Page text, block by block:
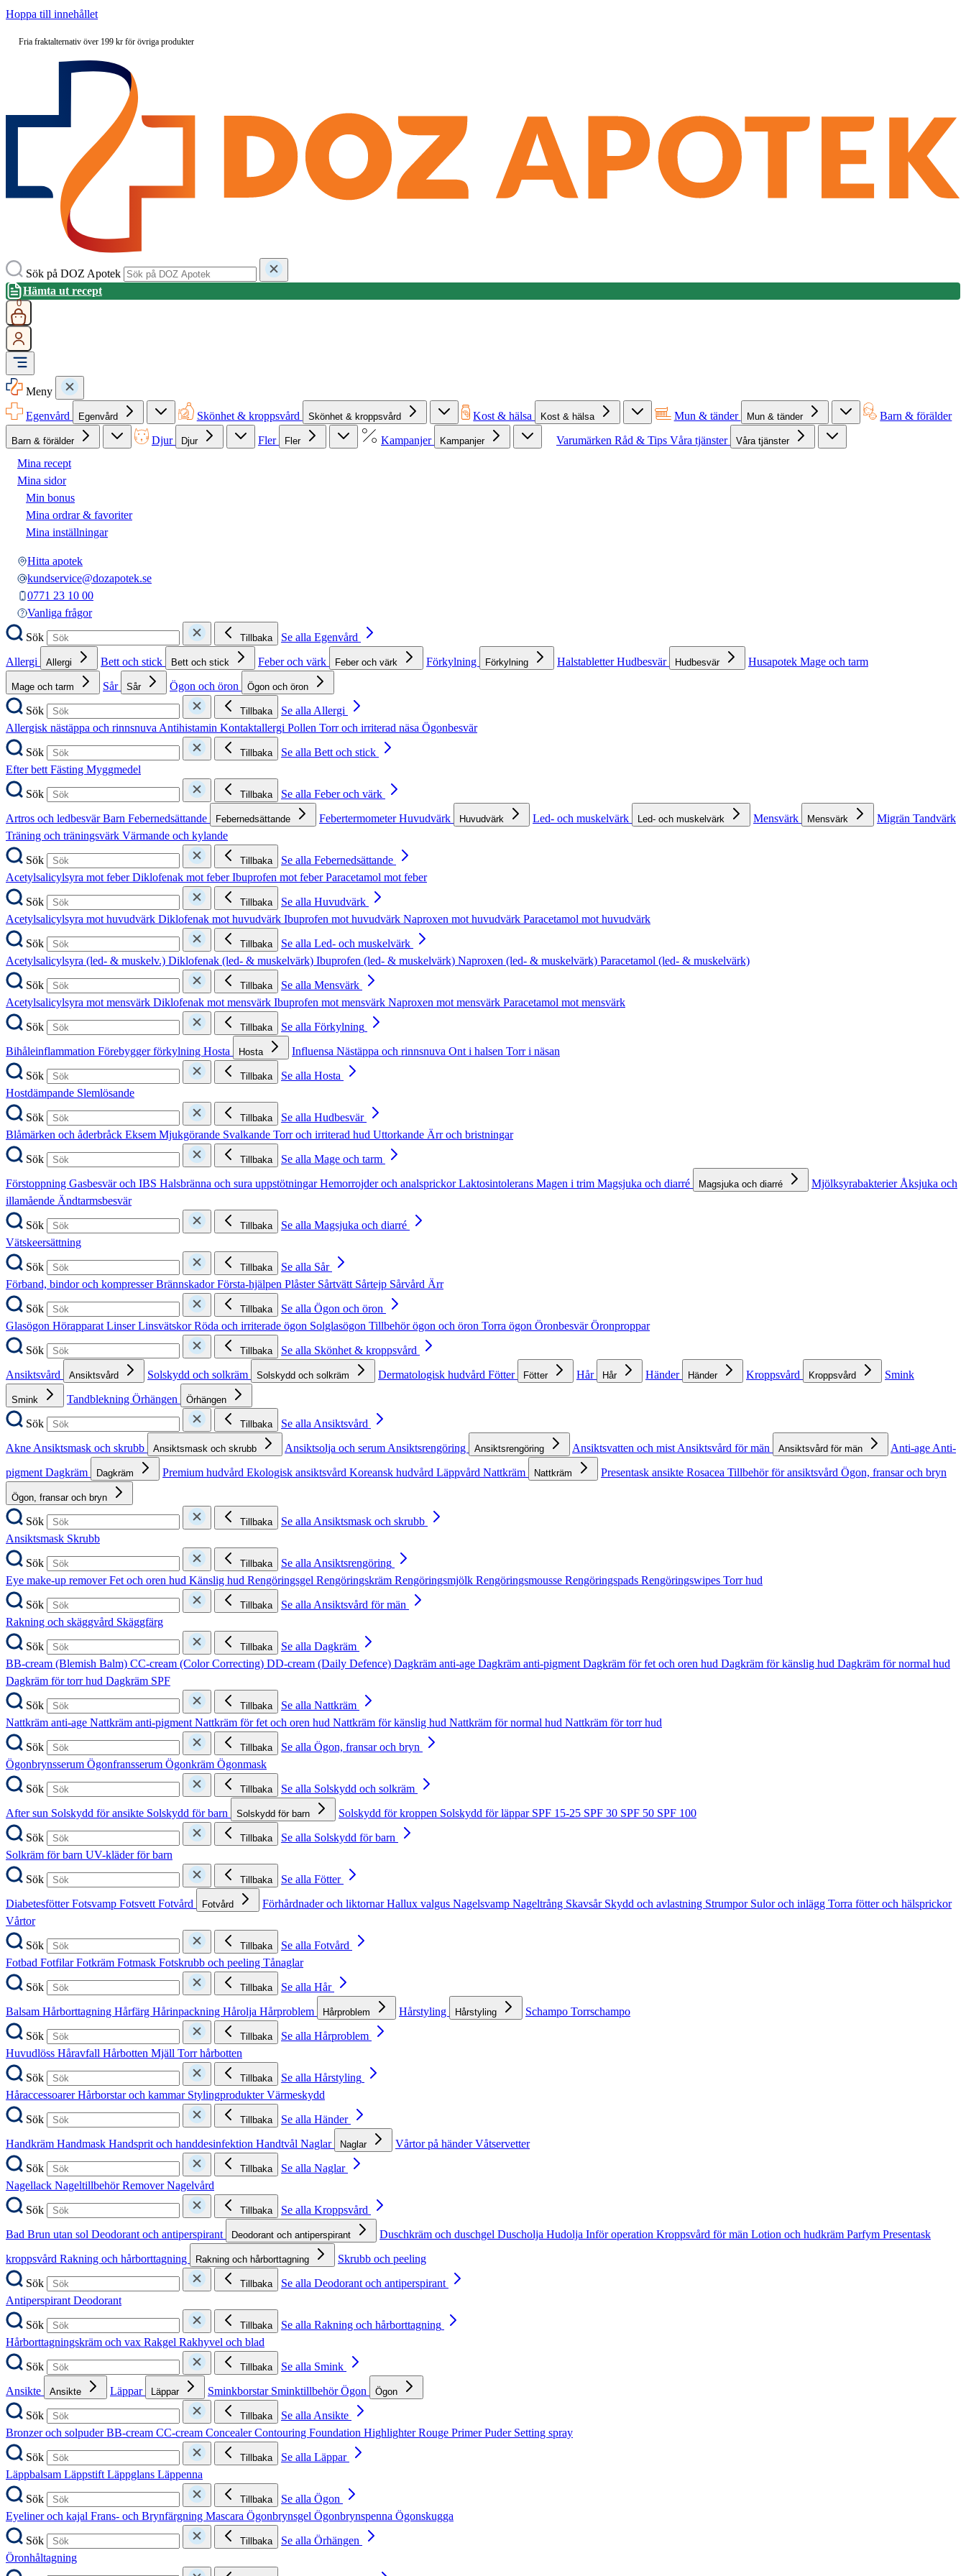
Hoppa till innehållet
Fria fraktalternativ över 199 kr för övriga produkter
Sök på DOZ Apotek
Hämta ut recept
0
Meny
Egenvård
Egenvård Skönhet & kroppsvård Skönhet & kroppsvård Kost & hälsa Kost & hälsa Mun & tänder Mun & tänder Barn & förälder
Barn & förälder Djur Djur Fler Fler Kampanjer Kampanjer Varumärken Råd & Tips Våra tjänster Våra tjänster
Mina recept
Mina sidor
Min bonus
Mina ordrar & favoriter
Mina inställningar
Hitta apotek
kundservice@dozapotek.se
0771 23 10 00
Vanliga frågor
Sök
Tillbaka
Se alla Egenvård
Allergi
Allergi Bett och stick Bett och stick Feber och värk Feber och värk Förkylning Förkylning HalstabletterHudbesvär Hudbesvär Husapotek Mage och tarm
Mage och tarm Sår Sår Ögon och öron Ögon och öron
Sök Tillbaka
Se alla Allergi
Allergisk nästäppa och rinnsnuva Antihistamin Kontaktallergi Pollen Torr och irriterad näsa Ögonbesvär
Sök
Tillbaka
Se alla Bett och stick
Efter bett Fästing Myggmedel
Sök
Tillbaka
Se alla Feber och värk
Artros och ledbesvärBarn Febernedsättande Febernedsättande FebertermometerHuvudvärk Huvudvärk Led- och muskelvärk Led- och muskelvärk Mensvärk Mensvärk Migrän Tandvärk
Träning och träningsvärk Värmande och kylande
Sök
Tillbaka
Se alla Febernedsättande
Acetylsalicylsyra mot feberDiklofenak mot feberIbuprofen mot feberParacetamol mot feber
Sök
Tillbaka
Se alla Huvudvärk
Acetylsalicylsyra mot huvudvärk Diklofenak mot huvudvärk Ibuprofen mot huvudvärk Naproxen mot huvudvärk Paracetamol mot huvudvärk
Sök
Tillbaka
Se alla Led- och muskelvärk
Acetylsalicylsyra (led- & muskelv.) Diklofenak (led- & muskelvärk) Ibuprofen (led- & muskelvärk) Naproxen (led- & muskelvärk) Paracetamol (led- & muskelvärk)
Sök
Tillbaka
Se alla Mensvärk
Acetylsalicylsyra mot mensvärk Diklofenak mot mensvärk Ibuprofen mot mensvärk Naproxen mot mensvärk Paracetamol mot mensvärk
Sök
Tillbaka
Se alla Förkylning
Bihåleinflammation Förebygger förkylning Hosta Hosta Influensa Nästäppa och rinnsnuva Ont i halsen Torr i näsan
Sök
Tillbaka
Se alla Hosta
Hostdämpande Slemlösande
Sök
Tillbaka
Se alla Hudbesvär
Blåmärken och åderbråck Eksem Mjukgörande Svalkande Torr och irriterad hud Uttorkande Ärr och bristningar
Sök
Tillbaka
Se alla Mage och tarm
Förstoppning Gasbesvär och IBS Halsbränna och sura uppstötningarHemorrojder och analsprickorLaktosintolerans Magen i trim Magsjuka och diarré Magsjuka och diarré Mjölksyrabakterier Åksjuka och
illamående Ändtarmsbesvär
Sök
Tillbaka
Se alla Magsjuka och diarré
Vätskeersättning
Sök
Tillbaka
Se alla Sår
Förband, bindor och kompresserBrännskadorFörsta-hjälpen Plåster Sårtvätt Sårtejp Sårvård Ärr
Sök
Tillbaka
Se alla Ögon och öron
Glasögon Hörapparat LinserLinsvätskorRöda och irriterade ögon Solglasögon Tillbehör ögon och öron Torra ögon ÖronbesvärÖronproppar
Sök
Tillbaka
Se alla Skönhet & kroppsvård
Ansiktsvård
Ansiktsvård Solskydd och solkräm Solskydd och solkräm Dermatologisk hudvård Fötter Fötter Hår Hår Händer Händer Kroppsvård Kroppsvård Smink
Smink Tandblekning Örhängen Örhängen
Sök Tillbaka
Se alla Ansiktsvård
Akne Ansiktsmask och skrubb Ansiktsmask och skrubb Ansiktsolja och serum Ansiktsrengöring Ansiktsrengöring Ansiktsvatten och mist Ansiktsvård för män Ansiktsvård för män Anti-age Anti-
pigment Dagkräm Dagkräm Premium hudvård Ekologisk ansiktsvård Koreansk hudvård Läppvård Nattkräm Nattkräm Presentask ansikte Rosacea Tillbehör för ansiktsvård Ögon, fransar och bryn
Ögon, fransar och bryn
Sök Tillbaka
Se alla Ansiktsmask och skrubb
Ansiktsmask Skrubb
Sök
Tillbaka
Se alla Ansiktsrengöring
Eye make-up removerFet och oren hud Känslig hud Rengöringsgel Rengöringskräm Rengöringsmjölk Rengöringsmousse Rengöringspads Rengöringswipes Torr hud
Sök
Tillbaka
Se alla Ansiktsvård för män
Rakning och skäggvård Skäggfärg
Sök
Tillbaka
Se alla Dagkräm
BB-cream (Blemish Balm) CC-cream (Color Correcting) DD-cream (Daily Defence) Dagkräm anti-age Dagkräm anti-pigment Dagkräm för fet och oren hud Dagkräm för känslig hud Dagkräm för normal hud
Dagkräm för torr hud Dagkräm SPF
Sök
Tillbaka
Se alla Nattkräm
Nattkräm anti-age Nattkräm anti-pigment Nattkräm för fet och oren hud Nattkräm för känslig hud Nattkräm för normal hud Nattkräm för torr hud
Sök
Tillbaka
Se alla Ögon, fransar och bryn
Ögonbrynsserum Ögonfransserum Ögonkräm Ögonmask
Sök
Tillbaka
Se alla Solskydd och solkräm
After sun Solskydd för ansikte Solskydd för barn Solskydd för barn Solskydd för kroppen Solskydd för läppar SPF 15-25 SPF 30 SPF 50 SPF 100
Sök
Tillbaka
Se alla Solskydd för barn
Solkräm för barn UV-kläder för barn
Sök
Tillbaka
Se alla Fötter
DiabetesfötterFotsvamp Fotsvett Fotvård Fotvård Förhårdnader och liktornarHallux valgus Nagelsvamp Nageltrång Skavsår Skydd och avlastning Strumpor Sulor och inlägg Torra fötter och hälsprickor
Vårtor
Sök
Tillbaka
Se alla Fotvård
Fotbad FotfilarFotkräm Fotmask Fotskrubb och peeling Tånaglar
Sök
Tillbaka
Se alla Hår
Balsam Hårborttagning Hårfärg Hårinpackning Hårolja Hårproblem Hårproblem Hårstyling Hårstyling Schampo Torrschampo
Sök
Tillbaka
Se alla Hårproblem
Huvudlöss Håravfall Hårbotten Mjäll Torr hårbotten
Sök
Tillbaka
Se alla Hårstyling
HåraccessoarerHårborstar och kammar StylingprodukterVärmeskydd
Sök
Tillbaka
Se alla Händer
Handkräm Handmask Handsprit och handdesinfektion Handtvål Naglar Naglar Vårtor på händerVåtservetter
Sök
Tillbaka
Se alla Naglar
Nagellack NageltillbehörRemoverNagelvård
Sök
Tillbaka
Se alla Kroppsvård
Bad Brun utan sol Deodorant och antiperspirant Deodorant och antiperspirant Duschkräm och duschgel Duscholja Hudolja Inför operation Kroppsvård för män Lotion och hudkräm Parfym Presentask
kroppsvård Rakning och hårborttagning Rakning och hårborttagning
Skrubb och peeling
Sök
Tillbaka
Se alla Deodorant och antiperspirant
Antiperspirant Deodorant
Sök
Tillbaka
Se alla Rakning och hårborttagning
Hårborttagningskräm och vax Rakgel Rakhyvel och blad
Sök
Tillbaka
Se alla Smink
Ansikte
Ansikte Läppar Läppar Sminkborstar SminktillbehörÖgon Ögon
Sök Tillbaka
Se alla Ansikte
Bronzer och solpuderBB-cream CC-cream ConcealerContouring Foundation HighlighterRouge PrimerPuder Setting spray
Sök
Tillbaka
Se alla Läppar
Läppbalsam Läppstift Läppglans Läppenna
Sök
Tillbaka
Se alla Ögon
Eyeliner och kajal Frans- och Brynfärgning Mascara Ögonbrynsgel Ögonbrynspenna Ögonskugga
Sök
Tillbaka
Se alla Örhängen
Öronhåltagning